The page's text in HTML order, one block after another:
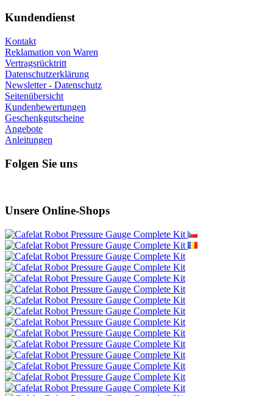
Kundendienst
Kontakt
Reklamation von Waren
Vertragsrücktritt
Datenschutzerklärung
Newsletter - Datenschutz
Seitenübersicht
Kundenbewertungen
Geschenkgutscheine
Angebote
Anleitungen
Folgen Sie uns
Unsere Online-Shops